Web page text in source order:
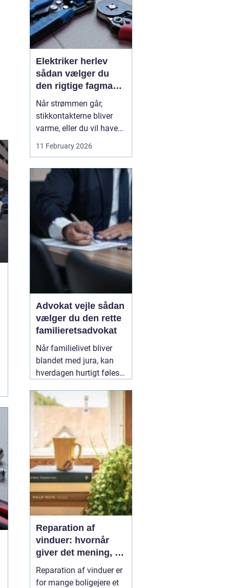
Elektriker herlev
sådan vælger du
den rigtige fagmand
til din el-opgave
Når strømmen går,
stikkontakterne bliver
varme, eller du vil have
ny belysning i hjemmet,
bliver valget af elektriker
Mange søger
efter en
hvordan vurd...
11 February 2026
Advokat vejle sådan
vælger du den rette
familieretsadvokat
Når familielivet bliver
blandet med jura, kan
hverdagen hurtigt føles
om børn, ægteskab, arv
eller bolig handler
sjældent kun om
paragraffer, men også
om følelser, tryghed og
fremtid. I sådan en
situation kan en09
February 2026
Reparation af
vinduer: hvornår
giver det mening, og
hvad skal du
vælge?
Reparation af vinduer er
for mange boligejere et